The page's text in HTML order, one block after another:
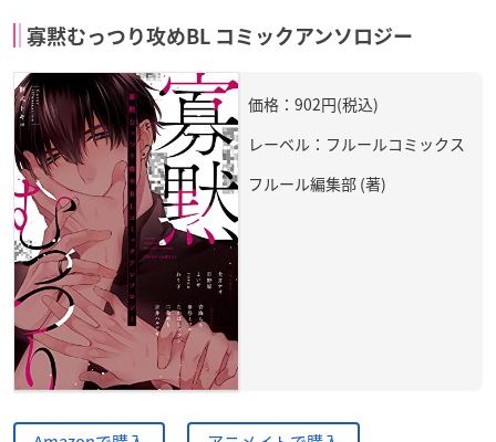
寡黙むっつり攻めBL コミックアンソロジー
価格：902円(税込)
レーベル：フルールコミックス
フルール編集部 (著)